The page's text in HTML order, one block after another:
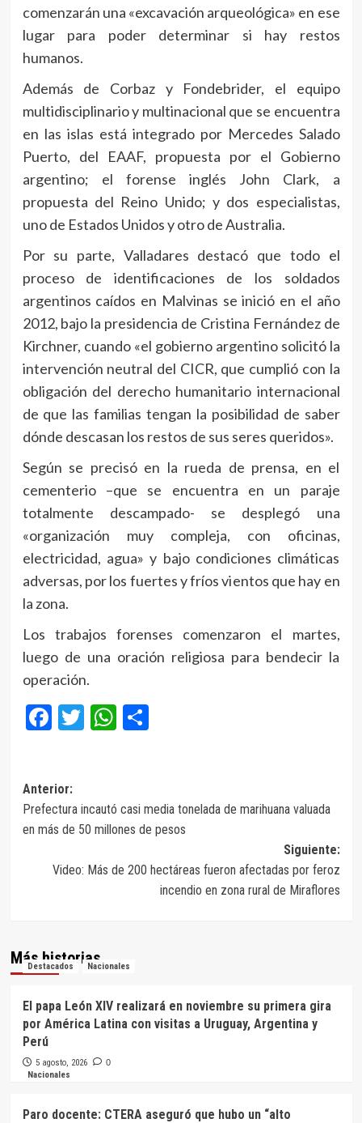
comenzarán una «excavación arqueológica» en ese
lugar para poder determinar si hay restos
humanos.
Además de Corbaz y Fondebrider, el equipo
multidisciplinario y multinacional que se encuentra
en las islas está integrado por Mercedes Salado
Puerto, del EAAF, propuesta por el Gobierno
argentino; el forense inglés John Clark, a
propuesta del Reino Unido; y dos especialistas,
uno de Estados Unidos y otro de Australia.
Por su parte, Valladares destacó que todo el
proceso de identificaciones de los soldados
argentinos caídos en Malvinas se inició en el año
2012, bajo la presidencia de Cristina Fernández de
Kirchner, cuando «el gobierno argentino solicitó la
intervención neutral del CICR, que cumplió con la
obligación del derecho humanitario internacional
de que las familias tengan la posibilidad de saber
dónde descasan los restos de sus seres queridos».
Según se precisó en la rueda de prensa, en el
cementerio –que se encuentra en un paraje
totalmente descampado- se desplegó una
«organización muy compleja, con oficinas,
electricidad, agua» y bajo condiciones climáticas
adversas, por los fuertes y fríos vientos que hay en
la zona.
Los trabajos forenses comenzaron el martes,
luego de una oración religiosa para bendecir la
operación.
Facebook
Twitter
WhatsApp
Compartir
Navegación
de
Anterior:
Prefectura incautó casi media tonelada de marihuana valuada
en más de 50 millones de pesos
Siguiente:
Video: Más de 200 hectáreas fueron afectadas por feroz
incendio en zona rural de Miraflores
Más historias
Destacados Nacionales
El papa León XIV realizará en noviembre su primera gira
por América Latina con visitas a Uruguay, Argentina y
Perú
5 agosto, 2026 0
Nacionales
Paro docente: CTERA aseguró que hubo un “alto